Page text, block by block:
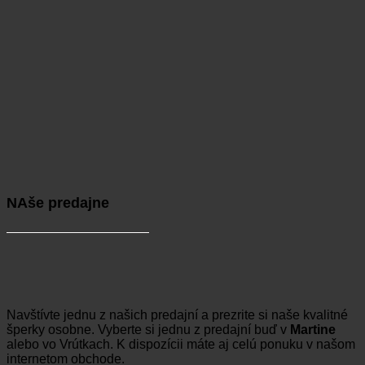
NAše predajne
Navštívte jednu z našich predajní a prezrite si naše kvalitné
šperky osobne. Vyberte si jednu z predajní buď v Martine
alebo vo Vrútkach. K dispozícii máte aj celú ponuku v našom
internetom obchode.